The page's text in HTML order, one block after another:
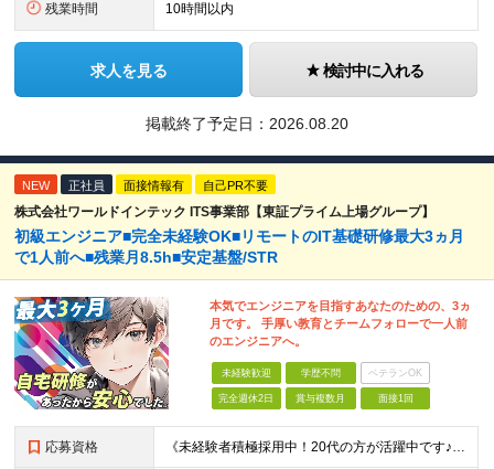
残業時間 10時間以内
求人を見る 検討中に入れる
掲載終了予定日： 2026.08.20
NEW 正社員 面接情報有 自己PR不要
株式会社ワールドインテック ITS事業部【東証プライム上場グループ】
初級エンジニア■完全未経験OK■リモートのIT基礎研修最大3ヵ月
で1人前へ■残業月8.5h■安定基盤/STR
本気でエンジニアを目指すあなたのための、3ヵ
月です。 手厚い教育とチームフォローで一人前
のエンジニアへ。
未経験歓迎 学歴不問 ベテランOK
完全週休2日 賞与複数月 面接1回
応募資格 《未経験者積極採用中！20代の方が活躍中です♪》 ◎約4割が実務未経験入社！ ■学歴・職歴は一切問いません！ ■第二新卒の方もお気軽にご相談ください♪ ■入社してから数年は、転勤の可能性があります